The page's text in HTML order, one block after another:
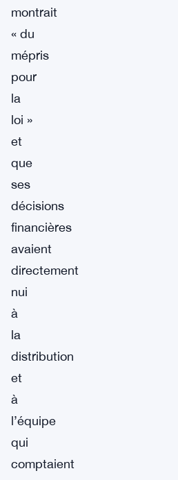
montrait
« du
mépris
pour
la
loi »
et
que
ses
décisions
financières
avaient
directement
nui
à
la
distribution
et
à
l’équipe
qui
comptaient